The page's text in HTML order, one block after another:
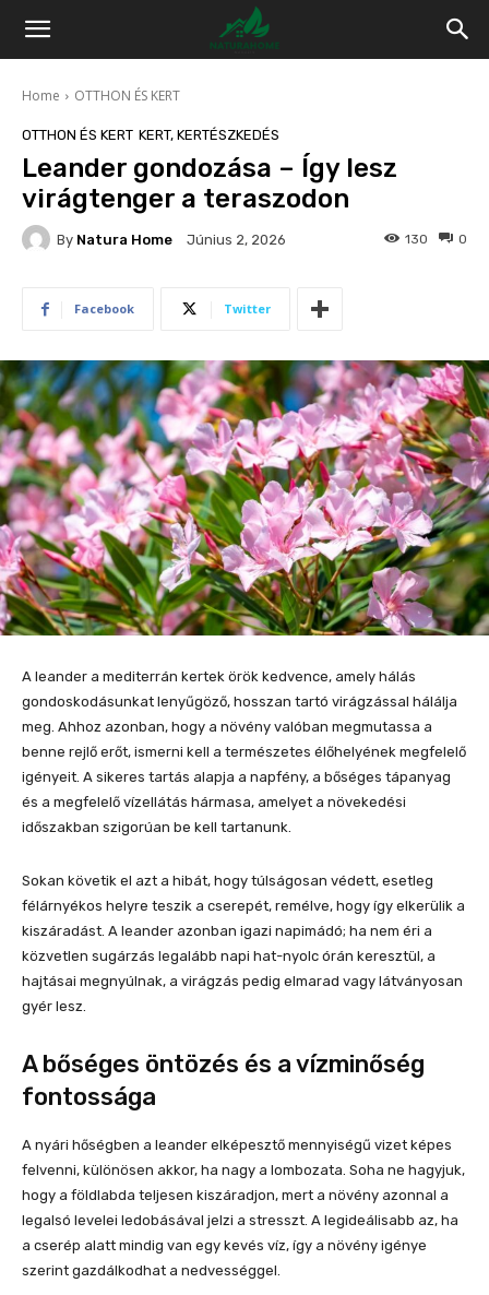
Home OTTHON ÉS KERT
OTTHON ÉS KERT KERT, KERTÉSZKEDÉS
Leander gondozása – Így lesz
virágtenger a teraszodon
By Natura Home Június 2, 2026 0
130
Facebook Twitter
A leander a mediterrán kertek örök kedvence, amely hálás
gondoskodásunkat lenyűgöző, hosszan tartó virágzással hálálja
meg. Ahhoz azonban, hogy a növény valóban megmutassa a
benne rejlő erőt, ismerni kell a természetes élőhelyének megfelelő
igényeit. A sikeres tartás alapja a napfény, a bőséges tápanyag
és a megfelelő vízellátás hármasa, amelyet a növekedési
időszakban szigorúan be kell tartanunk.
Sokan követik el azt a hibát, hogy túlságosan védett, esetleg
félárnyékos helyre teszik a cserepét, remélve, hogy így elkerülik a
kiszáradást. A leander azonban igazi napimádó; ha nem éri a
közvetlen sugárzás legalább napi hat-nyolc órán keresztül, a
hajtásai megnyúlnak, a virágzás pedig elmarad vagy látványosan
gyér lesz.
A bőséges öntözés és a vízminőség
fontossága
A nyári hőségben a leander elképesztő mennyiségű vizet képes
felvenni, különösen akkor, ha nagy a lombozata. Soha ne hagyjuk,
hogy a földlabda teljesen kiszáradjon, mert a növény azonnal a
legalsó levelei ledobásával jelzi a stresszt. A legideálisabb az, ha
a cserép alatt mindig van egy kevés víz, így a növény igénye
szerint gazdálkodhat a nedvességgel.